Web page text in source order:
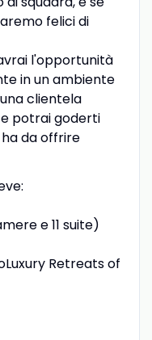
felici di
l'opportunità
in un ambiente
clientela
potrai goderti
da offrire
e 11 suite)
Retreats of